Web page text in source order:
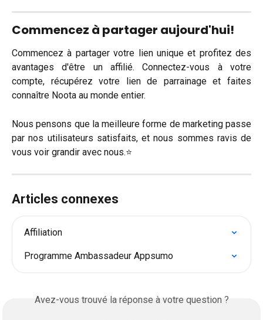
Commencez à partager aujourd'hui!
Commencez à partager votre lien unique et profitez des
avantages d'être un affilié. Connectez-vous à votre
compte, récupérez votre lien de parrainage et faites
connaître Noota au monde entier.
Nous pensons que la meilleure forme de marketing passe
par nos utilisateurs satisfaits, et nous sommes ravis de
vous voir grandir avec nous.⭐
Articles connexes
Affiliation
Programme Ambassadeur Appsumo
Avez-vous trouvé la réponse à votre question ?